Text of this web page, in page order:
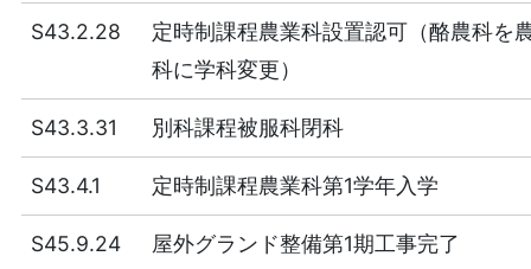
S43.2.28
定時制課程農業科設置認可（酪農科を
科に学科変更）
S43.3.31 別科課程被服科閉科
S43.4.1 定時制課程農業科第1学年入学
S45.9.24 屋外グランド整備第1期工事完了